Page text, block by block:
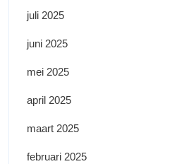
juli 2025
juni 2025
mei 2025
april 2025
maart 2025
februari 2025